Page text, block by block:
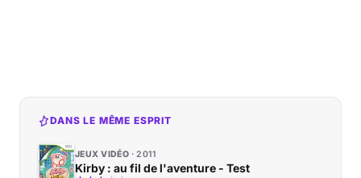
DANS LE MÊME ESPRIT
JEUX VIDÉO 2011
Kirby : au fil de l'aventure - Test